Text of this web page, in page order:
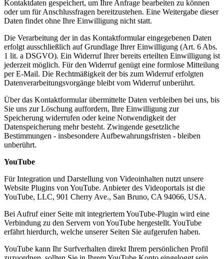
Kontaktdaten gespeichert, um Ihre Anfrage bearbeiten zu können
oder um für Anschlussfragen bereitzustehen. Eine Weitergabe dieser
Daten findet ohne Ihre Einwilligung nicht statt.
Die Verarbeitung der in das Kontaktformular eingegebenen Daten
erfolgt ausschließlich auf Grundlage Ihrer Einwilligung (Art. 6 Abs.
1 lit. a DSGVO). Ein Widerruf Ihrer bereits erteilten Einwilligung ist
jederzeit möglich. Für den Widerruf genügt eine formlose Mitteilung
per E-Mail. Die Rechtmäßigkeit der bis zum Widerruf erfolgten
Datenverarbeitungsvorgänge bleibt vom Widerruf unberührt.
Über das Kontaktformular übermittelte Daten verbleiben bei uns, bis
Sie uns zur Löschung auffordern, Ihre Einwilligung zur
Speicherung widerrufen oder keine Notwendigkeit der
Datenspeicherung mehr besteht. Zwingende gesetzliche
Bestimmungen - insbesondere Aufbewahrungsfristen - bleiben
unberührt.
YouTube
Für Integration und Darstellung von Videoinhalten nutzt unsere
Website Plugins von YouTube. Anbieter des Videoportals ist die
YouTube, LLC, 901 Cherry Ave., San Bruno, CA 94066, USA.
Bei Aufruf einer Seite mit integriertem YouTube-Plugin wird eine
Verbindung zu den Servern von YouTube hergestellt. YouTube
erfährt hierdurch, welche unserer Seiten Sie aufgerufen haben.
YouTube kann Ihr Surfverhalten direkt Ihrem persönlichen Profil